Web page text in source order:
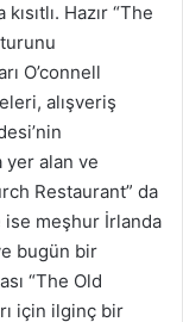
Hazır “The
O’connell
alışveriş
yer alan ve
Restaurant” da
ise meşhur İrlanda
bugün bir
“The Old
için ilginç bir